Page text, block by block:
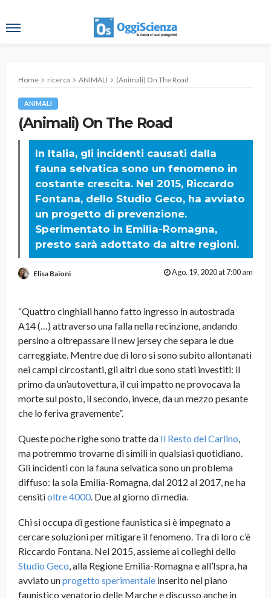
Home ricerca ANIMALI (Animali) On The Road
ANIMALI
(Animali) On The Road
In Italia, gli incidenti causati dalla
fauna selvatica sono un fenomeno in
costante crescita. Nel 2015, Riccardo
Fontana, dello Studio Geco, ha avviato
un progetto di prevenzione.
Sperimentato in Emilia-Romagna,
presto sarà adottato da altre regioni.
Elisa Baioni Ago. 19, 2020 at 7:00 am
“Quattro cinghiali hanno fatto ingresso in autostrada
A14 (…) attraverso una falla nella recinzione, andando
persino a oltrepassare il new jersey che separa le due
carreggiate. Mentre due di loro si sono subito allontanati
nei campi circostanti, gli altri due sono stati investiti: il
primo da un’autovettura, il cui impatto ne provocava la
morte sul posto, il secondo, invece, da un mezzo pesante
che lo feriva gravemente”.
Queste poche righe sono tratte da Il Resto del Carlino,
ma potremmo trovarne di simili in qualsiasi quotidiano.
Gli incidenti con la fauna selvatica sono un problema
diffuso: la sola Emilia-Romagna, dal 2012 al 2017, ne ha
censitioltre 4000. Due al giorno di media.
Chi si occupa di gestione faunistica si è impegnato a
cercare soluzioni per mitigare il fenomeno. Tra di loro c’è
Riccardo Fontana. Nel 2015, assieme ai colleghi dello
Studio Geco, alla Regione Emilia-Romagna e all’Ispra, ha
avviato unprogetto sperimentale inserito nel piano
faunistico venatorio delle Marche e discusso anche in